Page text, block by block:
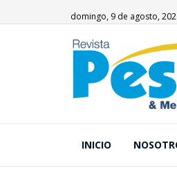
domingo, 9 de agosto,
INICIO